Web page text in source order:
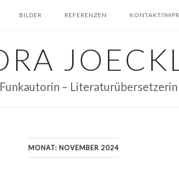
BILDER REFERENZEN KONTAKT/
–
MONAT: NOVEMBER 2024